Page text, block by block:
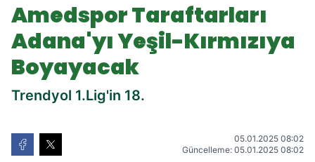
Amedspor Taraftarları
Adana'yı Yeşil-Kırmızıya
Boyayacak
Trendyol 1.Lig'in 18.
05.01.2025 08:02
Güncelleme: 05.01.2025 08:02